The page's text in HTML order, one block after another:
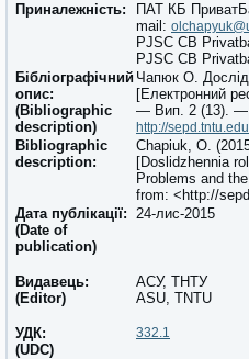
Приналежність:
ПАТ КБ
mail:
PJSC CB
PJSC CB
Бібліографічний
опис:
(Bibliographic
description)
Чапюк О.
[Електронний
— Вип. 2 (13). —
http://
Bibliographic
description:
Chapiuk, O.
[Doslidzhennia
Problems and
from: <http://
Дата публікації:
(Date of
publication)
24-лис-2015
Видавець:
(Editor)
АСУ, ТНТУ
ASU, TNTU
УДК:
(UDC)
332.1